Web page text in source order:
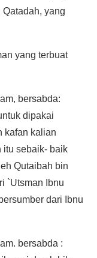
Qatadah, yang
yang terbuat
bersabda:
dipakai
kafan kalian
itu sebaik- baik
Qutaibah bin
`Utsman Ibnu
dari Ibnu
bersabda :